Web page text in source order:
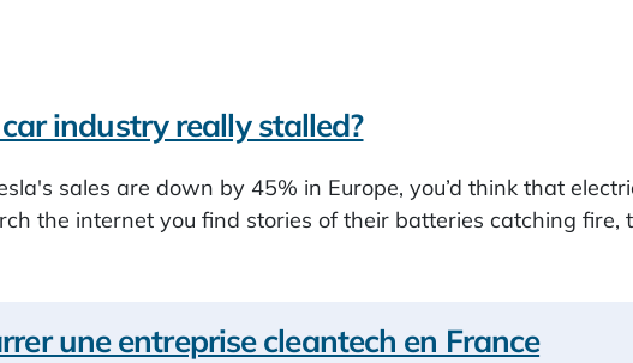
industry really stalled?
sales are down by 45% in Europe, you’d think that
the internet you find stories of their batteries catching fire,
une entreprise cleantech en France